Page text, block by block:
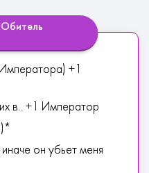
+1
в.. +1 Император
он убьет меня